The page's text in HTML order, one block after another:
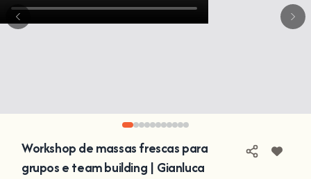
Workshop de massas frescas para
grupos e team building | Gianluca